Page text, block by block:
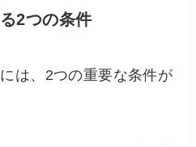
2つの条件
は、2つの重要な条件が